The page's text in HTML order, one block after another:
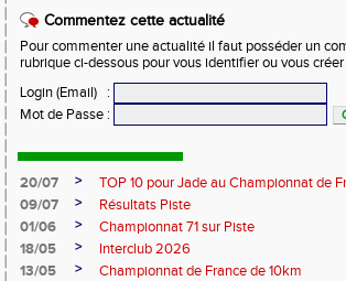
Commentez cette actualité
Pour commenter une actualité il faut posséder un
rubrique ci-dessous pour vous identifier ou vous
Login (Email)
:
Mot de Passe :
20/07 >
TOP 10 pour Jade au Championnat de
09/07
>
Résultats Piste
01/06
>
Championnat 71 sur Piste
18/05
>
Interclub 2026
13/05
>
Championnat de France de 10km